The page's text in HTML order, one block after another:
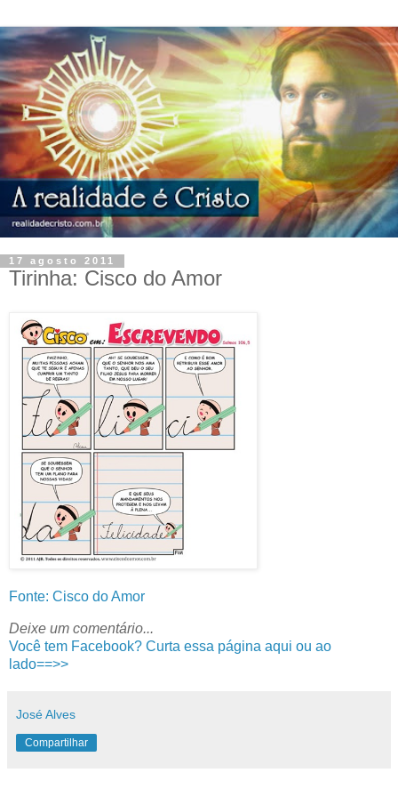
17 agosto 2011
Tirinha: Cisco do Amor
Fonte: Cisco do Amor
Deixe um comentário...
Você tem Facebook? Curta essa página aqui ou ao
lado==>>
José Alves
Compartilhar